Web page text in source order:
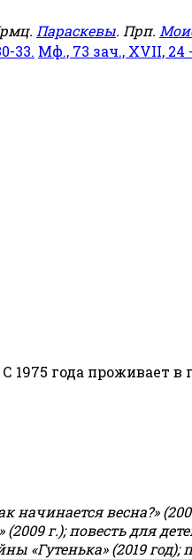
Параскевы. Прп.
33. Мф., 73 зач., XVII, 24
1975 года проживает в
весна?»
г.); повесть для
«Гутенька» (2019